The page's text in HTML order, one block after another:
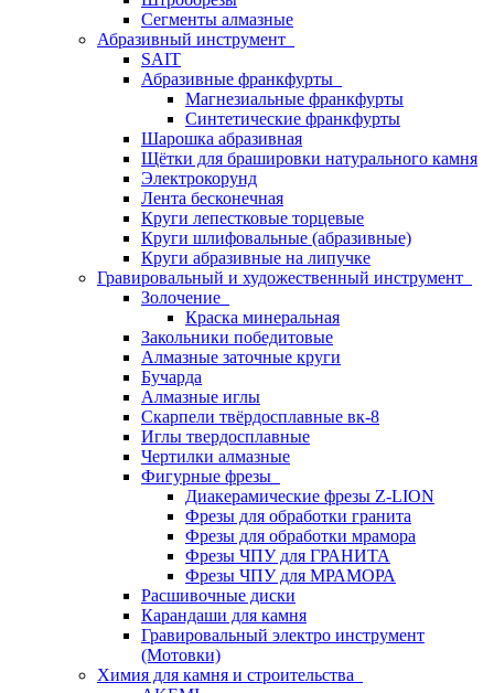
Сегменты алмазные
Абразивный инструмент
SAIT
Абразивные франкфурты
Магнезиальные франкфурты
Синтетические франкфурты
Шарошка абразивная
Щётки для брашировки натурального камня
Электрокорунд
Лента бесконечная
Круги лепестковые торцевые
Круги шлифовальные (абразивные)
Круги абразивные на липучке
Гравировальный и художественный инструмент
Золочение
Краска минеральная
Закольники победитовые
Алмазные заточные круги
Бучарда
Алмазные иглы
Скарпели твёрдосплавные вк-8
Иглы твердосплавные
Чертилки алмазные
Фигурные фрезы
Диакерамические фрезы Z-LION
Фрезы для обработки гранита
Фрезы для обработки мрамора
Фрезы ЧПУ для ГРАНИТА
Фрезы ЧПУ для МРАМОРА
Расшивочные диски
Карандаши для камня
Гравировальный электро инструмент
(Мотовки)
Химия для камня и строительства